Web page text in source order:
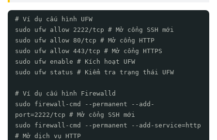
# Ví dụ cấu hình UFW
sudo ufw allow 2222/tcp # Mở cổng SSH mới
sudo ufw allow 80/tcp # Mở cổng HTTP
sudo ufw allow 443/tcp # Mở cổng HTTPS
sudo ufw enable # Kích hoạt UFW
sudo ufw status # Kiểm tra trạng thái UFW
# Ví dụ cấu hình Firewalld
sudo firewall-cmd --permanent --add-
port=2222/tcp # Mở cổng SSH mới
sudo firewall-cmd --permanent --add-service=http
# Mở dịch vụ HTTP